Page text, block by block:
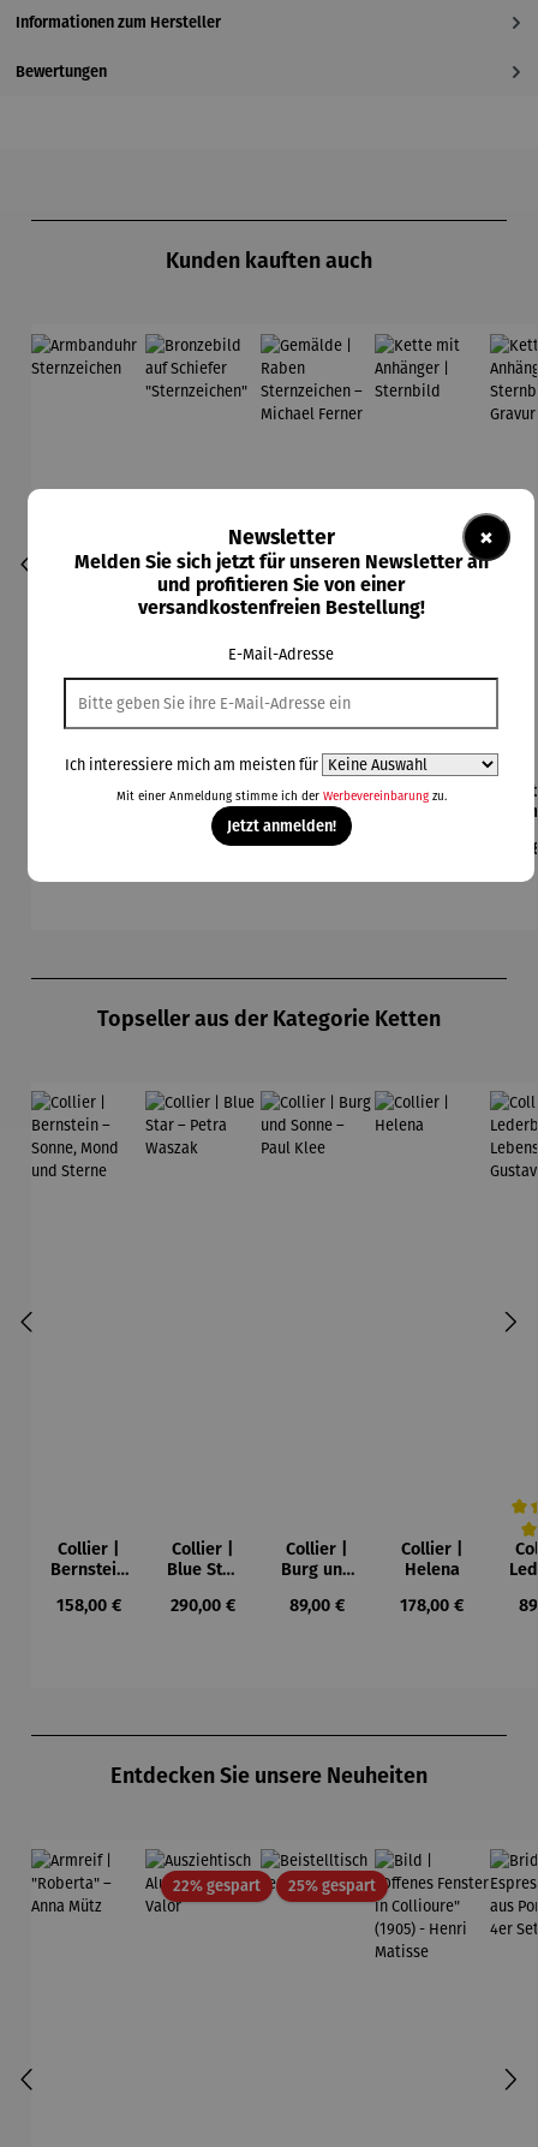
Informationen zum Hersteller
Bewertungen
Kunden kauften auch
Armbandu
Bronzebil
d auf
Schiefer
"Sternzeic
Regulärer Preis:
44,95 €
Gemälde |
Raben
Sternzeich
en –
Regulärer Preis:
138,00 €
Kette mit
Topseller aus der Kategorie Ketten
Collier |
Bernstein
Mond und
Regulärer Preis:
158,00 €
Collier |
Blue Star
Waszak
Regulärer Preis:
290,00 €
Collier |
Burg und
Paul Klee
Regulärer Preis:
89,00 €
Collier |
Helena
Regulärer Preis:
178,00 €
Entdecken Sie unsere Neuheiten
22% gespartRabatt25% gespartRabatt
×
Newsletter
Melden Sie sich jetzt für unseren Newsletter an
und profitieren Sie von einer
versandkostenfreien Bestellung!
E-Mail-Adresse
Ich interessiere mich am meisten für
Mit einer Anmeldung stimme ich der Werbevereinbarungzu.
Jetzt anmelden!